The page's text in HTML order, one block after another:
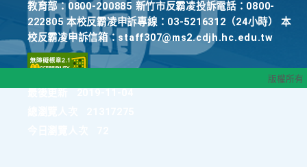
教育部：0800-200885 新竹市反霸凌投訴電話：0800-
222805 本校反霸凌申訴專線：03-5216312（24小時） 本
校反霸凌申訴信箱：staff307@ms2.cdjh.hc.edu.tw
版權所有